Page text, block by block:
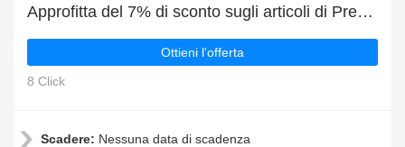
Approfitta del 7% di sconto sugli articoli di Premamy
Ottieni l'offerta
8 Click
Scadere: Nessuna data di scadenza